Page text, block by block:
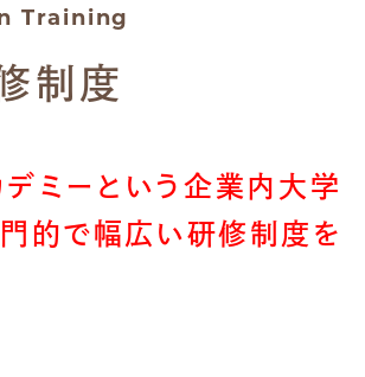
Training
制度
デミーという企業内大学
的で幅広い研修制度を